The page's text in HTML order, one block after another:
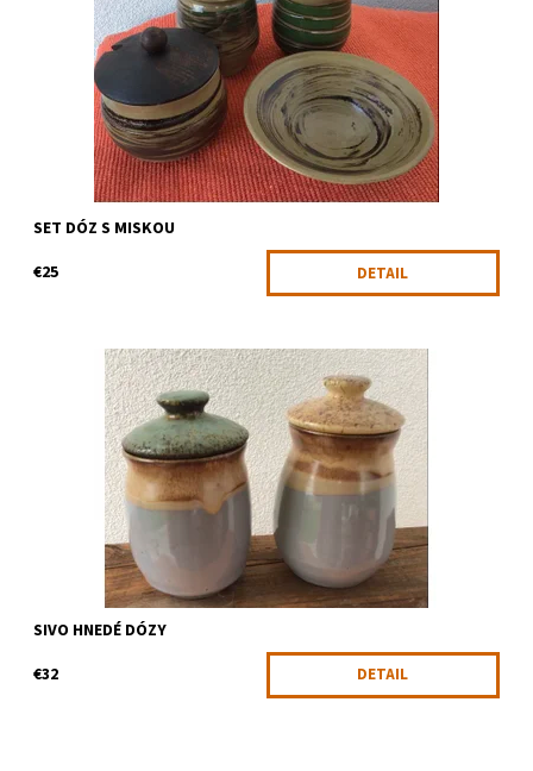
Dostupnosť:
Skladom
1470
SET DÓZ S MISKOU
€25
DETAIL
Dve elegantné dózy s vrchnákmi
Dostupnosť:
Skladom
1301
SIVO HNEDÉ DÓZY
€32
DETAIL